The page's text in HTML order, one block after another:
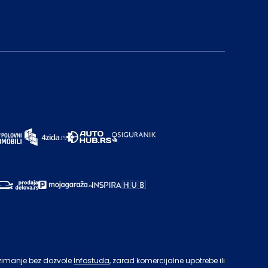
bez dozvoleInfostuda, zarad komercijalne upotrebe ili